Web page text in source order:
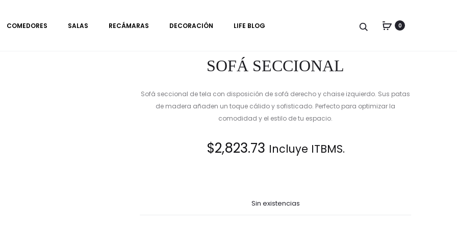
COMEDORES SALAS RECÁMARAS DECORACIÓN LIFE BLOG 0
SOFÁ SECCIONAL
Sofá seccional de tela con disposición de sofá derecho y chaise izquierdo. Sus patas
de madera añaden un toque cálido y sofisticado. Perfecto para optimizar la
comodidad y el estilo de tu espacio.
$2,823.73 Incluye ITBMS.
Sin existencias